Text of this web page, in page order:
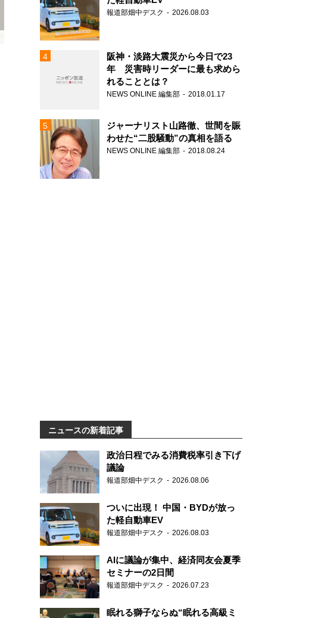
報道部畑中デスク 2026.08.03
阪神・淡路大震災から今日で23
年 災害時リーダーに最も求めら
れることとは？
NEWS ONLINE 編集部 2018.01.17
ジャーナリスト山路徹、世間を賑
わせた“二股騒動”の真相を語る
NEWS ONLINE 編集部 2018.08.24
ニュースの新着記事
政治日程でみる消費税率引き下げ
議論
報道部畑中デスク 2026.08.06
ついに出現！ 中国・BYDが放っ
た軽自動車EV
報道部畑中デスク 2026.08.03
AIに議論が集中、経済同友会夏季
セミナーの2日間
報道部畑中デスク 2026.07.23
眠れる獅子ならぬ“眠れる高級ミ